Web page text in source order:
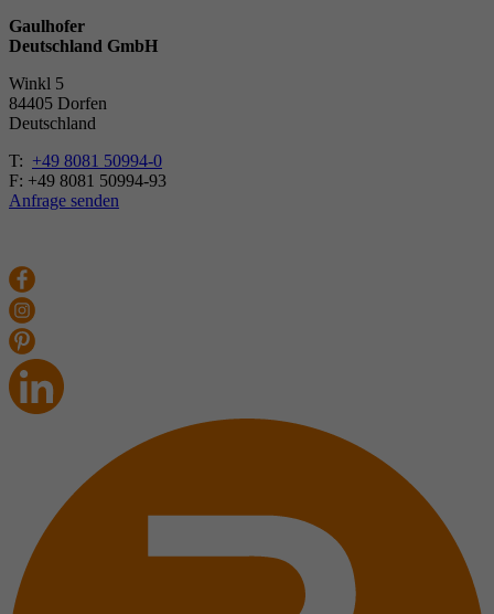
Gaulhofer
Deutschland GmbH
Winkl 5
84405 Dorfen
Deutschland
T: +49 8081 50994-0
F: +49 8081 50994-93
Anfrage senden